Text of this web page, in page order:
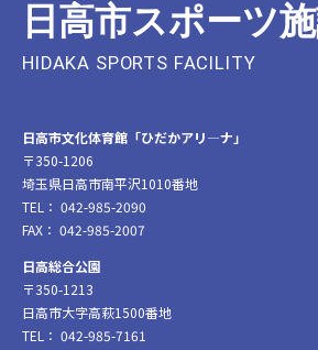
日高市文化体育館「ひだかアリ―ナ」
〒350-1206
埼玉県日高市南平沢1010番地
TEL： 042-985-2090
FAX： 042-985-2007
日高総合公園
〒350-1213
日高市大字高萩1500番地
TEL： 042-985-7161